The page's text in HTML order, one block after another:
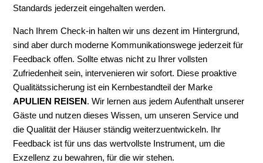
Standards jederzeit eingehalten werden.
Nach Ihrem Check-in halten wir uns dezent im Hintergrund,
sind aber durch moderne Kommunikationswege jederzeit für
Feedback offen. Sollte etwas nicht zu Ihrer vollsten
Zufriedenheit sein, intervenieren wir sofort. Diese proaktive
Qualitätssicherung ist ein Kernbestandteil der Marke
APULIEN REISEN . Wir lernen aus jedem Aufenthalt unserer
Gäste und nutzen dieses Wissen, um unseren Service und
die Qualität der Häuser ständig weiterzuentwickeln. Ihr
Feedback ist für uns das wertvollste Instrument, um die
Exzellenz zu bewahren, für die wir stehen.